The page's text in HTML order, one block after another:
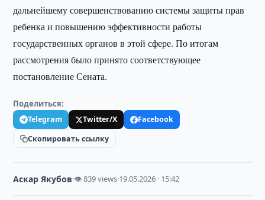
дальнейшему совершенствованию системы защиты прав
ребенка и повышению эффективности работы
государственных органов в этой сфере. По итогам
рассмотрения было принято соответствующее
постановление Сената.
Поделиться:
Telegram Twitter/X
Facebook
Скопировать ссылку
Аскар Якубов·👁 839 views·19.05.2026 · 15:42